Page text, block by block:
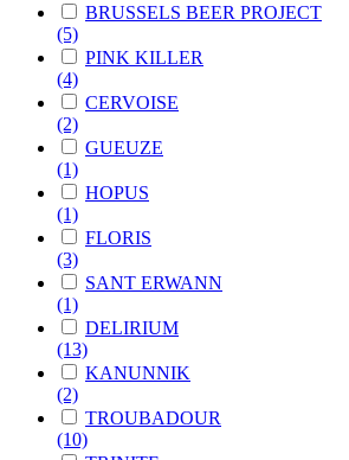
BRUSSELS BEER PROJECT
(5)
PINK KILLER
(4)
CERVOISE
(2)
GUEUZE
(1)
HOPUS
(1)
FLORIS
(3)
SANT ERWANN
(1)
DELIRIUM
(13)
KANUNNIK
(2)
TROUBADOUR
(10)